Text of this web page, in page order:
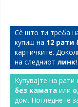
Сѐ што ти треба
купиш на 12 рати
картичките.
на следниот линк!
Купувајте на
без камата или
дом. Погледнете